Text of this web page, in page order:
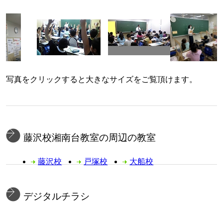
写真をクリックすると大きなサイズをご覧頂けます。
藤沢校湘南台教室の周辺の教室
藤沢校 戸塚校 大船校
デジタルチラシ